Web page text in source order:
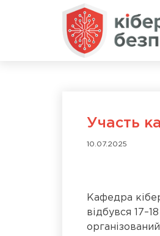
Участь
10.07.2025
Кафедра
відбувся